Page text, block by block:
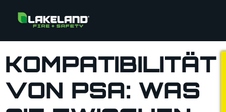
KOMPATIBILITÄT
VON PSA: WAS